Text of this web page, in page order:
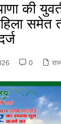
की
समेत
0